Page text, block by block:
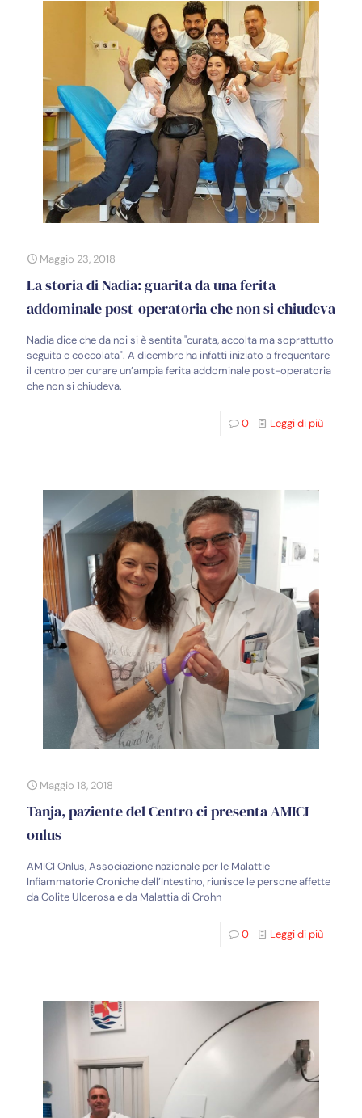
Maggio 23, 2018
La storia di Nadia: guarita da una ferita
addominale post-operatoria che non si chiudeva
Nadia dice che da noi si è sentita "curata, accolta ma soprattutto
seguita e coccolata". A dicembre ha infatti iniziato a frequentare
il centro per curare un’ampia ferita addominale post-operatoria
che non si chiudeva.
0 Leggi di più
Maggio 18, 2018
Tanja, paziente del Centro ci presenta AMICI
onlus
AMICI Onlus, Associazione nazionale per le Malattie
Infiammatorie Croniche dell’Intestino, riunisce le persone affette
da Colite Ulcerosa e da Malattia di Crohn
0 Leggi di più